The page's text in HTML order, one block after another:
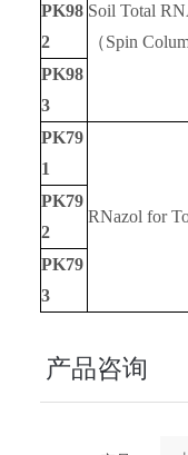
Soil Total
（Spin
PK98
2
PK98
3
PK79
1
RNazol for
PK79
2
PK79
3
产品咨询